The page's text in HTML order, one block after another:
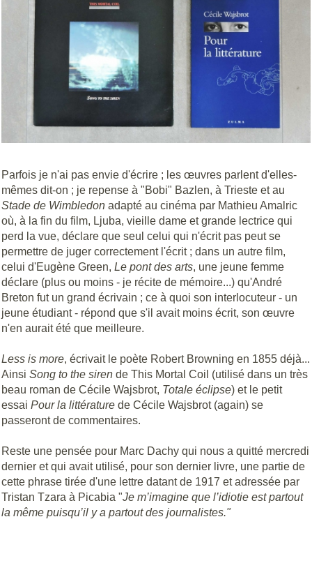
Parfois je n'ai pas envie d'écrire ; les œuvres parlent d'elles-
mêmes dit-on ; je repense à "Bobi" Bazlen, à Trieste et au
Stade de Wimbledon adapté au cinéma par Mathieu Amalric
où, à la fin du film, Ljuba, vieille dame et grande lectrice qui
perd la vue, déclare que seul celui qui n'écrit pas peut se
permettre de juger correctement l'écrit ; dans un autre film,
celui d'Eugène Green, Le pont des arts, une jeune femme
déclare (plus ou moins - je récite de mémoire...) qu'André
Breton fut un grand écrivain ; ce à quoi son interlocuteur - un
jeune étudiant - répond que s'il avait moins écrit, son œuvre
n'en aurait été que meilleure.
Less is more, écrivait le poète Robert Browning en 1855 déjà...
Ainsi Song to the siren de This Mortal Coil (utilisé dans un très
beau roman de Cécile Wajsbrot, Totale éclipse) et le petit
essai Pour la littérature de Cécile Wajsbrot (again) se
passeront de commentaires.
Reste une pensée pour Marc Dachy qui nous a quitté mercredi
dernier et qui avait utilisé, pour son dernier livre, une partie de
cette phrase tirée d'une lettre datant de 1917 et adressée par
Tristan Tzara à Picabia "Je m’imagine que l’idiotie est partout
la même puisqu’il y a partout des journalistes."